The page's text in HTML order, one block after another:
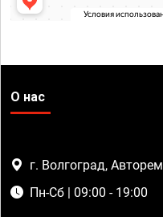
О нас
г. Волгоград,
Пн-Сб | 09:00 - 19:00